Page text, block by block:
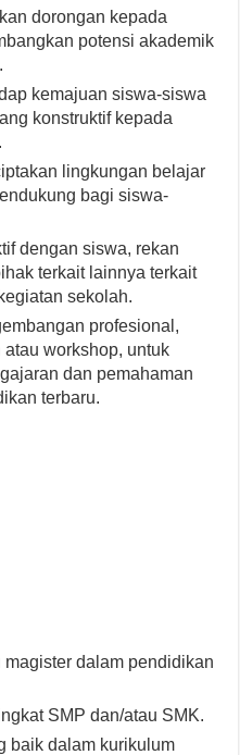
dorongan kepada
potensi akademik
kemajuan siswa-siswa
konstruktif kepada
lingkungan belajar
bagi siswa-
dengan siswa, rekan
terkait lainnya terkait
sekolah.
profesional,
workshop, untuk
dan pemahaman
terbaru.
dalam pendidikan
SMP dan/atau SMK.
baik dalam kurikulum